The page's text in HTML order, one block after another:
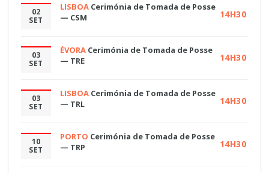
02
SET
LISBOA Cerimónia de Tomada de Posse
— CSM
14H30
03
SET
ÉVORA Cerimónia de Tomada de Posse
— TRE
14H30
03
SET
LISBOA Cerimónia de Tomada de Posse
— TRL
14H30
10
SET
PORTO Cerimónia de Tomada de Posse
— TRP
14H30